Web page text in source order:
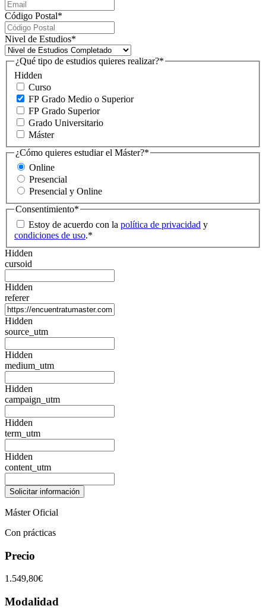
Código Postal*
Nivel de Estudios*
Hidden
¿Qué tipo de estudios quieres realizar?*
Curso
FP Grado Medio o Superior
FP Grado Superior
Grado Universitario
Máster
¿Cómo quieres estudiar el Máster?*
Online
Presencial
Presencial y Online
Consentimiento*
Estoy de acuerdo con la política de privacidad y
condiciones de uso.*
Hidden
cursoid
Hidden
referer
Hidden
source_utm
Hidden
medium_utm
Hidden
campaign_utm
Hidden
term_utm
Hidden
content_utm
Máster Oficial
Con prácticas
Precio
1.549,80€
Modalidad